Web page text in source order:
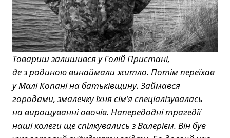
Товариш залишився у Голій Пристані,
де з родиною винаймали житло. Потім переїхав
у Малі Копані на батьківщину. Займався
городами, змалечку їхня сім’я спеціалізувалась
на вирощуванні овочів. Напередодні трагедії
наші колеги ще спілкувались з Валерієм. Він був